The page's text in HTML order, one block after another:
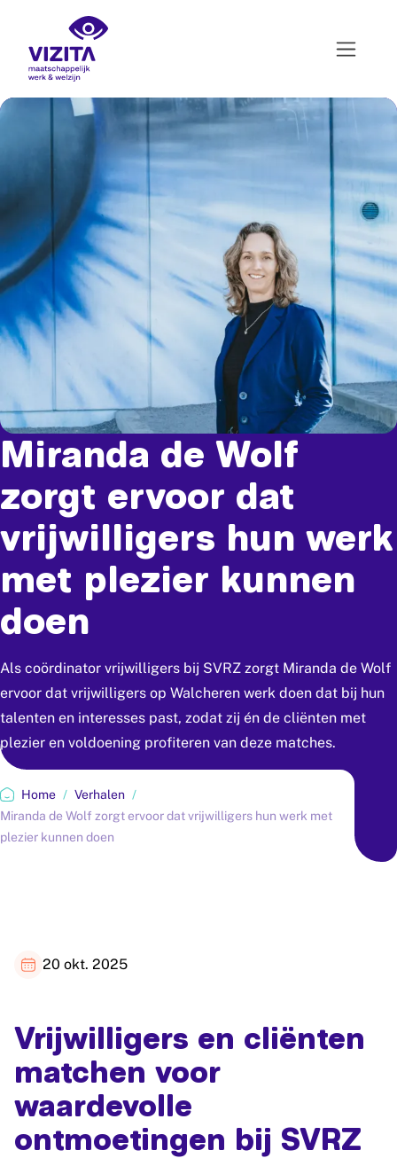
Miranda de Wolf
zorgt ervoor dat
vrijwilligers hun werk
met plezier kunnen
doen
Als coördinator vrijwilligers bij SVRZ zorgt Miranda de Wolf
ervoor dat vrijwilligers op Walcheren werk doen dat bij hun
talenten en interesses past, zodat zij én de cliënten met
plezier en voldoening profiteren van deze matches.
Home / Verhalen /
Miranda de Wolf zorgt ervoor dat vrijwilligers hun werk met
plezier kunnen doen
20 okt. 2025
Vrijwilligers en cliënten
matchen voor
waardevolle
ontmoetingen bij SVRZ